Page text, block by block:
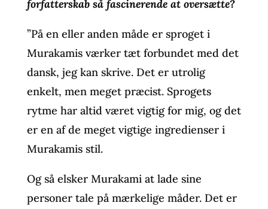
forfatterskab så fascinerende at oversætte?
”På en eller anden måde er sproget i
Murakamis værker tæt forbundet med det
dansk, jeg kan skrive. Det er utrolig
enkelt, men meget præcist. Sprogets
rytme har altid været vigtig for mig, og det
er en af de meget vigtige ingredienser i
Murakamis stil.
Og så elsker Murakami at lade sine
personer tale på mærkelige måder. Det er